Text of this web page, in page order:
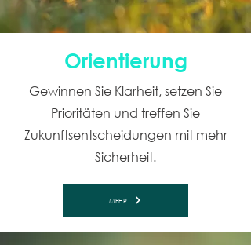
Orientierung
Gewinnen Sie Klarheit, setzen Sie
Prioritäten und treffen Sie
Zukunftsentscheidungen mit mehr
Sicherheit.
MEHR